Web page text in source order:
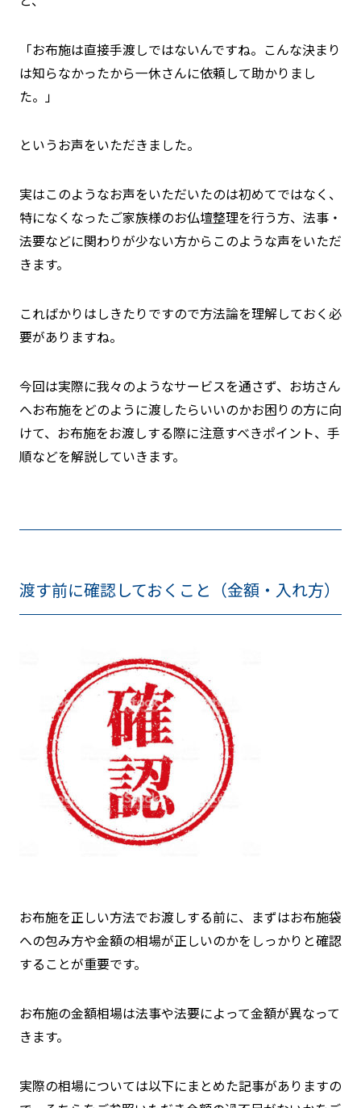
「お布施は直接手渡しではないんですね。こんな決まり
は知らなかったから一休さんに依頼して助かりまし
た。」
というお声をいただきました。
実はこのようなお声をいただいたのは初めてではなく、
特になくなったご家族様のお仏壇整理を行う方、法事・
法要などに関わりが少ない方からこのような声をいただ
きます。
こればかりはしきたりですので方法論を理解しておく必
要がありますね。
今回は実際に我々のようなサービスを通さず、お坊さん
へお布施をどのように渡したらいいのかお困りの方に向
けて、お布施をお渡しする際に注意すべきポイント、手
順などを解説していきます。
渡す前に確認しておくこと（金額・入れ方）
お布施を正しい方法でお渡しする前に、まずはお布施袋
への包み方や金額の相場が正しいのかをしっかりと確認
することが重要です。
お布施の金額相場は法事や法要によって金額が異なって
きます。
実際の相場については以下にまとめた記事がありますの